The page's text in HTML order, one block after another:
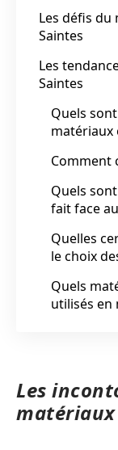
Les défis du
Saintes
Les
Saintes
Quels
matériaux
Comment
Quels
fait face
Quelles
le choix
Quels
utilisés en
Les